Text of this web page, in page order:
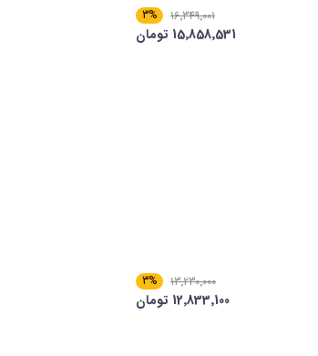
16٬349٬001
3%
15٬858٬531 تومان
13٬230٬000
3%
12٬833٬100 تومان